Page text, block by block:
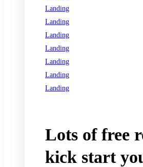
Landing
Landing
Landing
Landing
Landing
Landing
Landing
Lots of free
kick start